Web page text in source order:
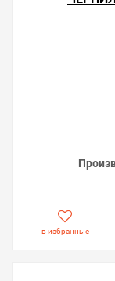
Мы ответим на
в избранные